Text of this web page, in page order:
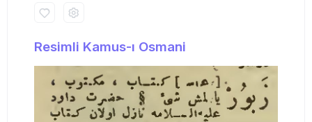
Resimli Kamus-ı Osmani